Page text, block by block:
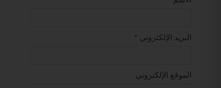
البريد الإلكتروني *
الموقع الإلكتروني